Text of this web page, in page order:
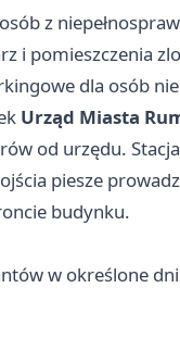
z
i pomieszczenia
dla osób
Urząd Miasta
od urzędu.
piesze
budynku.
w określone